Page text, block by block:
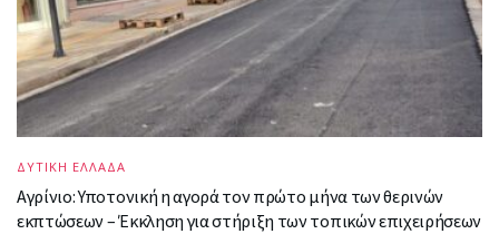
ΔΥΤΙΚΗ ΕΛΛΑΔΑ
Αγρίνιο: Υποτονική η αγορά τον πρώτο μήνα των θερινών
εκπτώσεων – Έκκληση για στήριξη των τοπικών επιχειρήσεων